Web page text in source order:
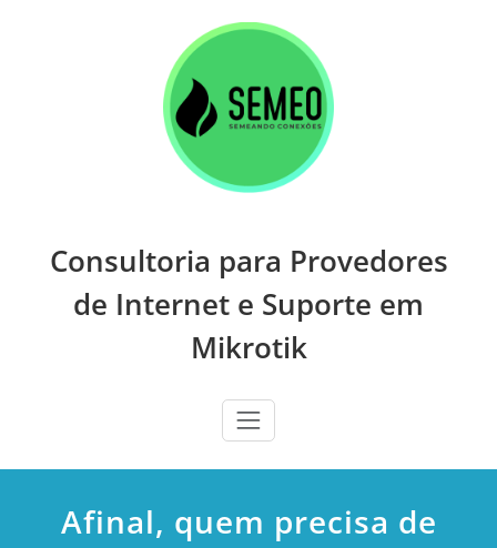
Consultoria para Provedores
de Internet e Suporte em
Mikrotik
Afinal, quem precisa de